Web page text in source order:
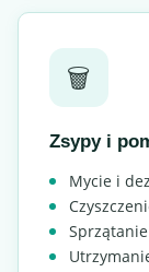
🗑️
Zsypy i
Mycie i